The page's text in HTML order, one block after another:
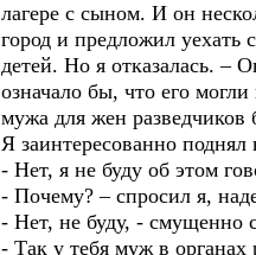
лагере с сыном. И он
город и предложил
детей. Но я отказалась. –
означало бы, что его
мужа для жен разведчиков
Я заинтересованно поднял
- Нет, я не буду об этом
- Почему? – спросил я,
- Нет, не буду, - смущенно
- Так у тебя муж в органах